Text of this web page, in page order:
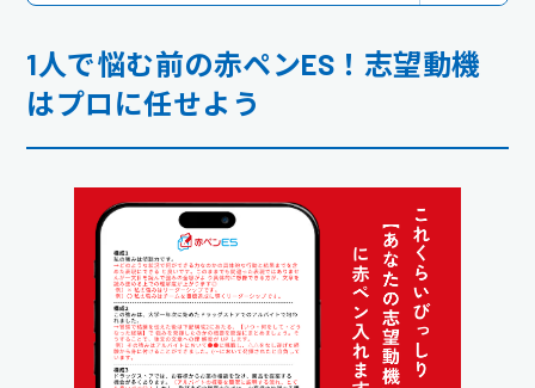
1人で悩む前の赤ペンES！志望動機
はプロに任せよう